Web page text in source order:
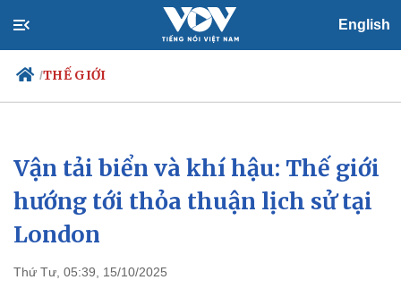
English
/THẾ GIỚI
Chính trị
Đảng
Tổ chức nhân sự
Quốc hội
Xã hội
Tin 24h
Dự báo thời tiết
Vận tải biển và khí hậu: Thế giới
hướng tới thỏa thuận lịch sử tại
London
Thứ Tư, 05:39, 15/10/2025